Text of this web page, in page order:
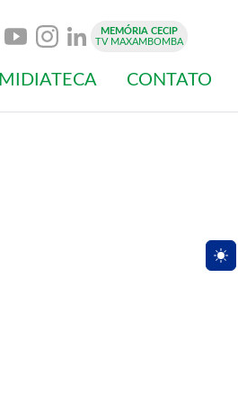
MEMÓRIA CECIP
TV MAXAMBOMBA
MIDIATECA CONTATO